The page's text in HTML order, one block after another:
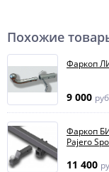
Похожие
Фаркоп
9 000
Фаркоп
Pajero
11 400